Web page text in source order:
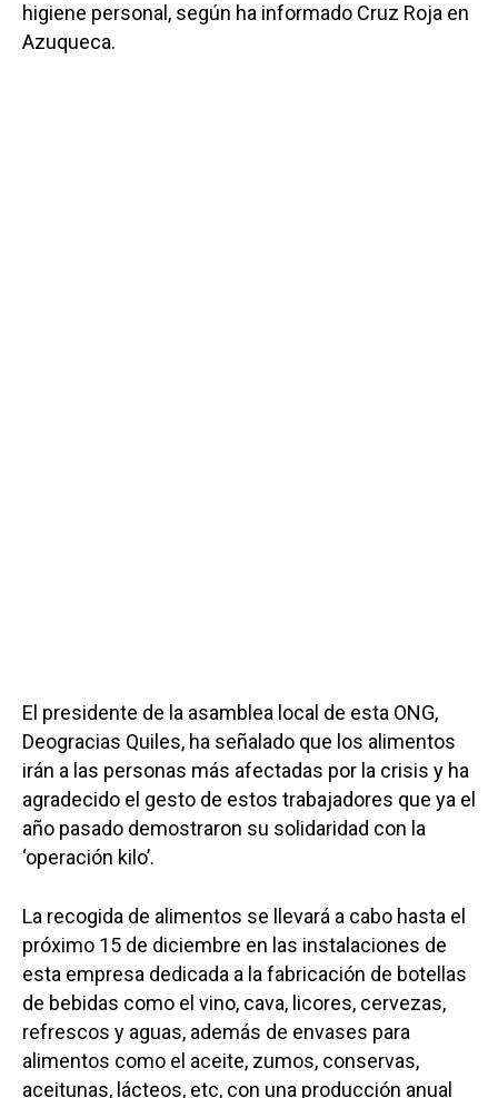
higiene personal, según ha informado Cruz Roja en
Azuqueca.
El presidente de la asamblea local de esta ONG,
Deogracias Quiles, ha señalado que los alimentos
irán a las personas más afectadas por la crisis y ha
agradecido el gesto de estos trabajadores que ya el
año pasado demostraron su solidaridad con la
‘operación kilo’.
La recogida de alimentos se llevará a cabo hasta el
próximo 15 de diciembre en las instalaciones de
esta empresa dedicada a la fabricación de botellas
de bebidas como el vino, cava, licores, cervezas,
refrescos y aguas, además de envases para
alimentos como el aceite, zumos, conservas,
aceitunas, lácteos, etc, con una producción anual